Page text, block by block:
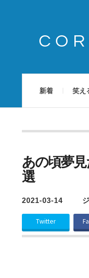
新着 笑え
あの頃夢
選
2021-03-14
Twitter